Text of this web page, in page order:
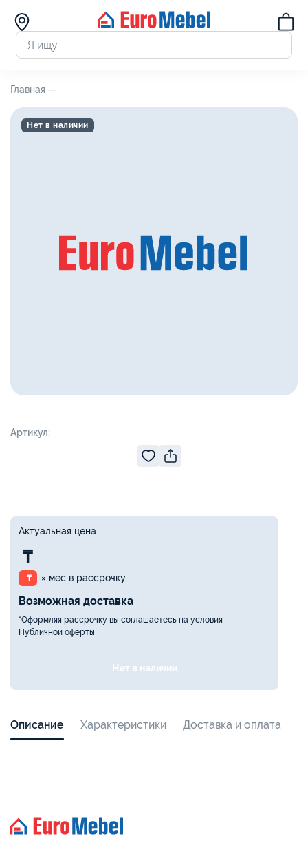
Главная —
Артикул:
Нет в наличии
Актуальная цена
₸
₸ × мес в рассрочку
Возможная доставка
*Оформляя рассрочку вы соглашаетесь на условия
Публичной оферты
Нет в наличии
Описание Характеристики Доставка и оплата